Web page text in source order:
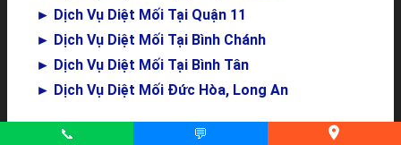
► Dịch Vụ Diệt Mối Tại Quận 11
► Dịch Vụ Diệt Mối Tại Bình Chánh
► Dịch Vụ Diệt Mối Tại Bình Tân
► Dịch Vụ Diệt Mối Đức Hòa, Long An
📞 💬